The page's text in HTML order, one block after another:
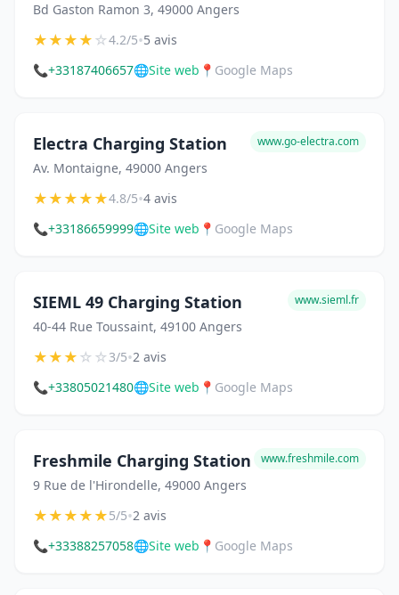
Bd Gaston Ramon 3, 49000 Angers
★★★★☆4.2/5•5 avis
📞+33187406657🌐Site web 📍 Google Maps
Electra Charging Station
Av. Montaigne, 49000 Angers
www.go-electra.com
★★★★★4.8/5•4 avis
📞+33186659999🌐Site web 📍 Google Maps
SIEML 49 Charging Station
40-44 Rue Toussaint, 49100 Angers
www.sieml.fr
★★★☆☆3/5•2 avis
📞+33805021480🌐Site web 📍 Google Maps
Freshmile Charging Station
9 Rue de l'Hirondelle, 49000 Angers
www.freshmile.com
★★★★★5/5•2 avis
📞+33388257058🌐Site web 📍 Google Maps